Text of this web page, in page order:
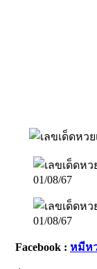
Facebook : หมีห